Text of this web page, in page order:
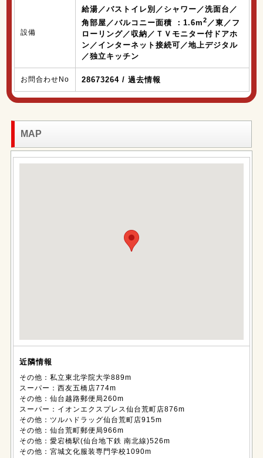
設備
給湯／バストイレ別／シャワー／洗面台／
角部屋／バルコニー面積 ：1.6m2 ／東／フ
ローリング／収納／ＴＶモニター付ドアホ
ン／インターネット接続可／地上デジタル
／独立キッチン
お問合わせNo 28673264 / 過去情報
MAP
近隣情報
その他：私立東北学院大学889m
スーパー：西友五橋店774m
その他：仙台越路郵便局260m
スーパー：イオンエクスプレス仙台荒町店876m
その他：ツルハドラッグ仙台荒町店915m
その他：仙台荒町郵便局966m
その他：愛宕橋駅(仙台地下鉄 南北線)526m
その他：宮城文化服装専門学校1090m